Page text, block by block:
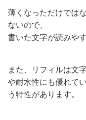
薄くなっただけでは
ないので、
書いた文字が読みや
また、リフィルは文
や耐水性にも優れて
う特性があります。